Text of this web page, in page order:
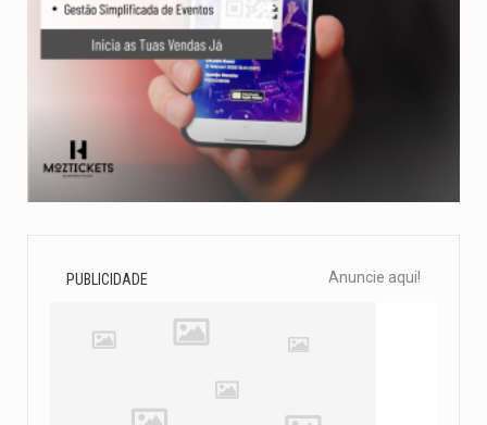
PUBLICIDADE Anuncie aqui!